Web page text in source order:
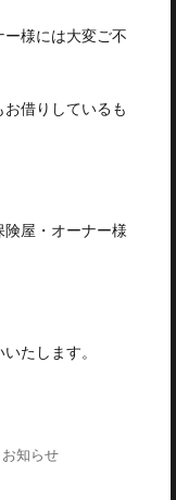
様には大変ご不
借りしているも
屋・オーナー様
たします。
カ
お知らせ